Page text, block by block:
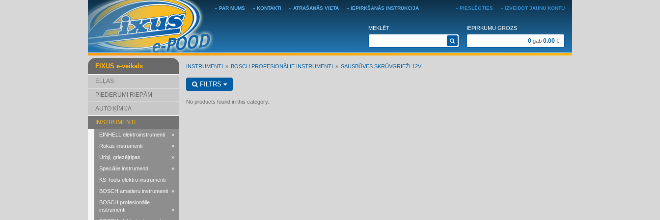
» PAR MUMS » KONTAKTI » ATRAŠANĀS VIETA » IEPIRKŠANĀS INSTRUKCIJA » PIESLĒGTIES » IZVEIDOT JAUNU KONTU
MEKLĒT IEPIRKUMU GROZS
0 gab 0.00 €
FIXUS e-veikals
EĻĻAS
PIEDERUMI RIEPĀM
AUTO ĶĪMIJA
INSTRUMENTI
EINHELL elektroinstrumenti
»
Rokas instrumenti
»
Urbji, griezējripas
»
Speciālie instrumenti
»
KS Tools elektro instrumenti
BOSCH amatieru instrumenti »
BOSCH profesionālie
instrumenti
»
INSTRUMENTI BOSCH PROFESIONĀLIE INSTRUMENTI SAUSBŪVES SKRŪVGRIEŽI 12V
FILTRS
No products found in this category.